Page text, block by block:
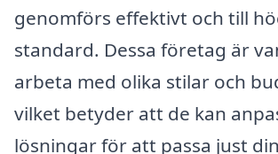
genomförs effektivt och till
standard. Dessa företag är
arbeta med olika stilar och
vilket betyder att de kan
lösningar för att passa just